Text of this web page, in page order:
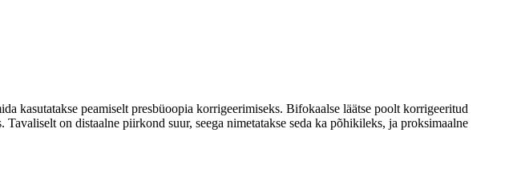
kasutatakse peamiselt presbüoopia korrigeerimiseks. Bifokaalse läätse poolt korrigeeritud
on distaalne piirkond suur, seega nimetatakse seda ka põhikileks, ja proksimaalne